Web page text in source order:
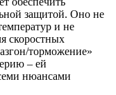
защитой. Оно не
и не
скоростных
торможение»
– ей
нюансами